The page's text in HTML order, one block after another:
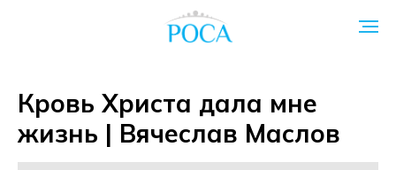
Кровь Христа дала мне
жизнь | Вячеслав Маслов